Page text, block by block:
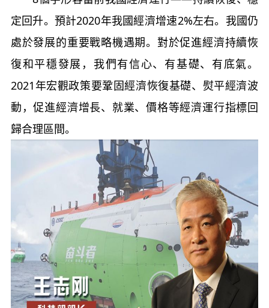
定回升。預計2020年我國經濟增速2%左右。我國仍
處於發展的重要戰略機遇期。對於促進經濟持續恢
復和平穩發展，我們有信心、有基礎、有底氣。
2021年宏觀政策要鞏固經濟恢復基礎、熨平經濟波
動，促進經濟增長、就業、價格等經濟運行指標回
歸合理區間。